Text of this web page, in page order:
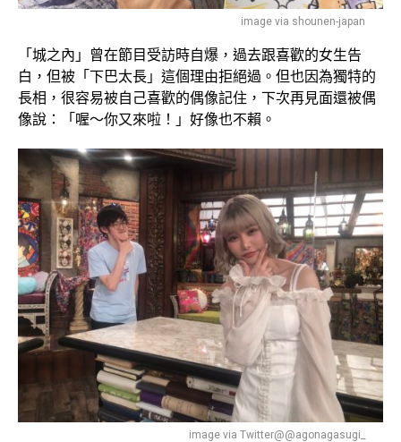
image via shounen-japan
「城之內」曾在節目受訪時自爆，過去跟喜歡的女生告
白，但被「下巴太長」這個理由拒絕過。但也因為獨特的
長相，很容易被自己喜歡的偶像記住，下次再見面還被偶
像說：「喔～你又來啦！」好像也不賴。
image via Twitter@@agonagasugi_